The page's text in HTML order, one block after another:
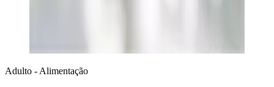
Adulto - Alimentação